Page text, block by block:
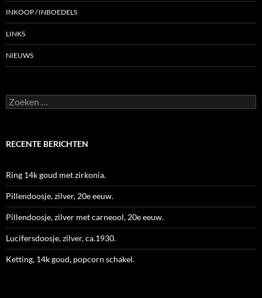
INKOOP / INBOEDELS
LINKS
NIEUWS
Zoeken
naar:
RECENTE BERICHTEN
Ring 14k goud met zirkonia.
Pillendoosje, zilver, 20e eeuw.
Pillendoosje, zilver met carneool, 20e eeuw.
Lucifersdoosje, zilver, ca.1930.
Ketting, 14k goud, popcorn schakel.